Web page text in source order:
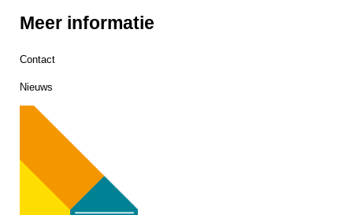
Meer informatie
Contact
Nieuws